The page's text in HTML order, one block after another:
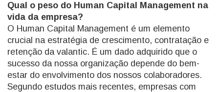
Qual o peso do Human Capital Management na
vida da empresa?
O Human Capital Management é um elemento
crucial na estratégia de crescimento, contratação e
retenção da valantic. É um dado adquirido que o
sucesso da nossa organização depende do bem-
estar do envolvimento dos nossos colaboradores.
Segundo estudos mais recentes, empresas com